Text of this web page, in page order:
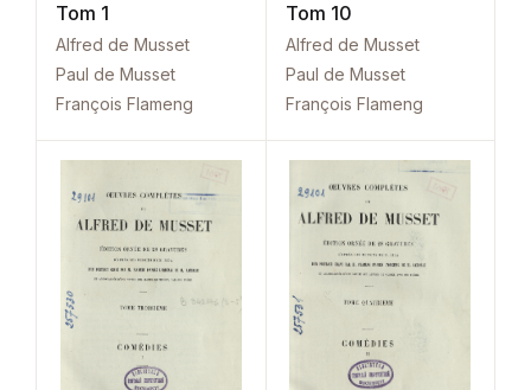
Tom 1
Alfred de Musset
Paul de Musset
François Flameng
Tom 10
Alfred de Musset
Paul de Musset
François Flameng